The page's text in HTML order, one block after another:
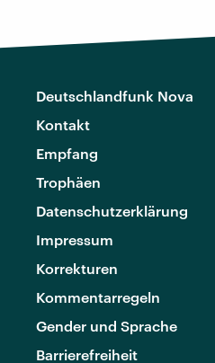
Deutschlandfunk Nova
Kontakt
Empfang
Trophäen
Datenschutzerklärung
Impressum
Korrekturen
Kommentarregeln
Gender und Sprache
Barrierefreiheit